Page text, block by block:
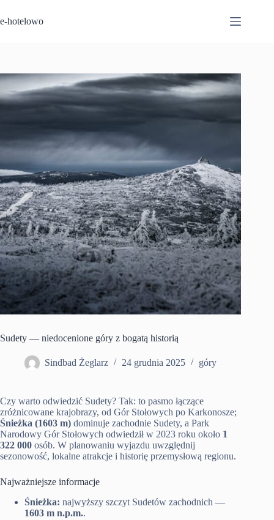
do
treści
e-hotelowo
Sudety — niedocenione góry z bogatą historią
Sindbad Żeglarz 24 grudnia 2025 góry
Czy warto odwiedzić Sudety? Tak: to pasmo łączące
zróżnicowane krajobrazy, od Gór Stołowych po Karkonosze;
Śnieżka (1603 m) dominuje zachodnie Sudety, a Park
Narodowy Gór Stołowych odwiedził w 2023 roku około 1
322 000 osób. W planowaniu wyjazdu uwzględnij
sezonowość, lokalne atrakcje i historię przemysłową regionu.
Najważniejsze informacje
Śnieżka: najwyższy szczyt Sudetów zachodnich —
1603 m n.p.m..